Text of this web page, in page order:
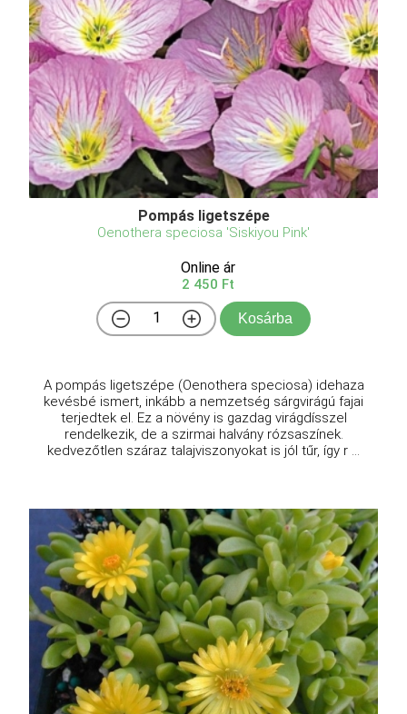
Pompás ligetszépe
Oenothera speciosa 'Siskiyou Pink'
Online ár
2 450 Ft
Kosárba
A pompás ligetszépe (Oenothera speciosa) idehaza
kevésbé ismert, inkább a nemzetség sárgvirágú fajai
terjedtek el. Ez a növény is gazdag virágdísszel
rendelkezik, de a szirmai halvány rózsaszínek.
kedvezőtlen száraz talajviszonyokat is jól tűr, így r ...